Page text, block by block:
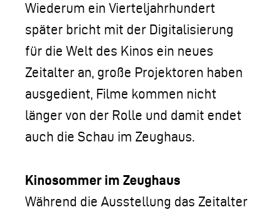
Wiederum ein Vierteljahrhundert
später bricht mit der Digitalisierung
für die Welt des Kinos ein neues
Zeitalter an, große Projektoren haben
ausgedient, Filme kommen nicht
länger von der Rolle und damit endet
auch die Schau im Zeughaus.
Kinosommer im Zeughaus
Während die Ausstellung das Zeitalter